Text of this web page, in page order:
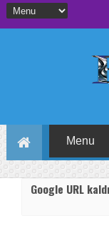
Google URL